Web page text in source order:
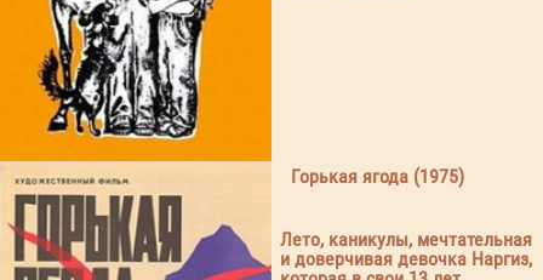
Горькая ягода (1975)
Лето, каникулы, мечтательная
и доверчивая девочка Наргиз,